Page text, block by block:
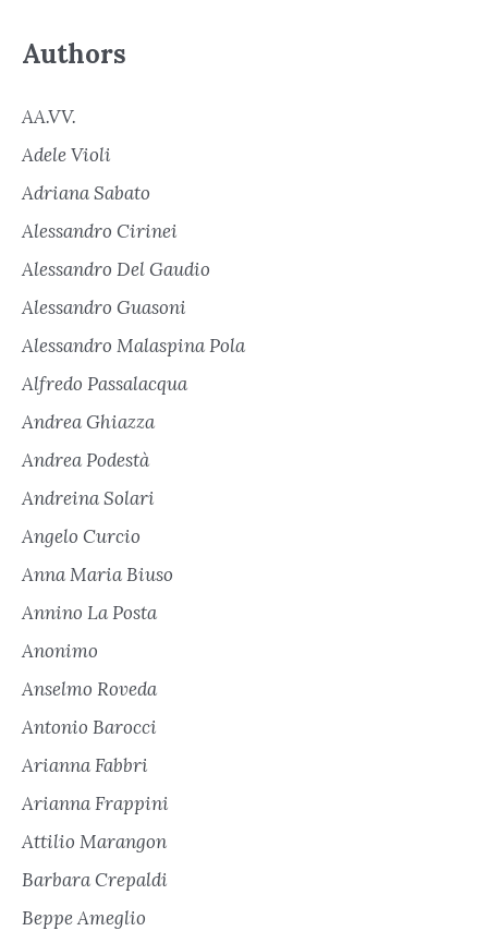
Authors
AA.VV.
Adele Violi
Adriana Sabato
Alessandro Cirinei
Alessandro Del Gaudio
Alessandro Guasoni
Alessandro Malaspina Pola
Alfredo Passalacqua
Andrea Ghiazza
Andrea Podestà
Andreina Solari
Angelo Curcio
Anna Maria Biuso
Annino La Posta
Anonimo
Anselmo Roveda
Antonio Barocci
Arianna Fabbri
Arianna Frappini
Attilio Marangon
Barbara Crepaldi
Beppe Ameglio